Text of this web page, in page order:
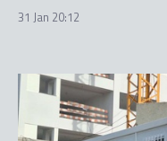
31 Jan 20:12